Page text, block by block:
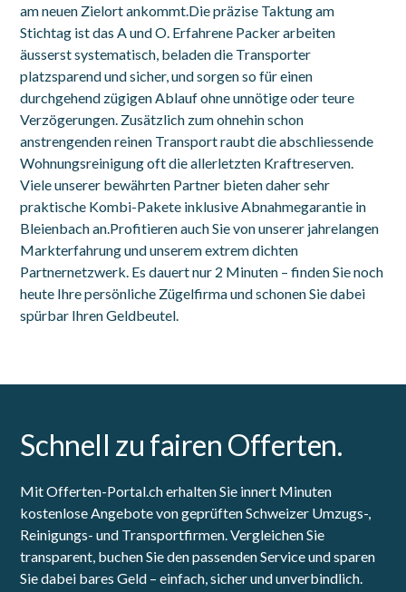
am neuen Zielort ankommt.Die präzise Taktung am
Stichtag ist das A und O. Erfahrene Packer arbeiten
äusserst systematisch, beladen die Transporter
platzsparend und sicher, und sorgen so für einen
durchgehend zügigen Ablauf ohne unnötige oder teure
Verzögerungen. Zusätzlich zum ohnehin schon
anstrengenden reinen Transport raubt die abschliessende
Wohnungsreinigung oft die allerletzten Kraftreserven.
Viele unserer bewährten Partner bieten daher sehr
praktische Kombi-Pakete inklusive Abnahmegarantie in
Bleienbach an.Profitieren auch Sie von unserer jahrelangen
Markterfahrung und unserem extrem dichten
Partnernetzwerk. Es dauert nur 2 Minuten – finden Sie noch
heute Ihre persönliche Zügelfirma und schonen Sie dabei
spürbar Ihren Geldbeutel.
Schnell zu fairen Offerten.
Mit Offerten-Portal.ch erhalten Sie innert Minuten
kostenlose Angebote von geprüften Schweizer Umzugs-,
Reinigungs- und Transportfirmen. Vergleichen Sie
transparent, buchen Sie den passenden Service und sparen
Sie dabei bares Geld – einfach, sicher und unverbindlich.